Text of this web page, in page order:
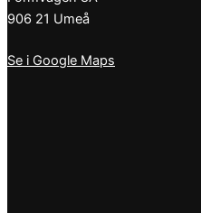
906 21 Umeå
Se i Google Maps